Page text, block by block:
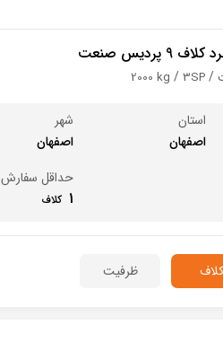
پردیس صنعت
2000 kg 3SP
استان
اصفهان
شهر
اصفهان
حداقل سفارش
1
کلاف ظرفیت